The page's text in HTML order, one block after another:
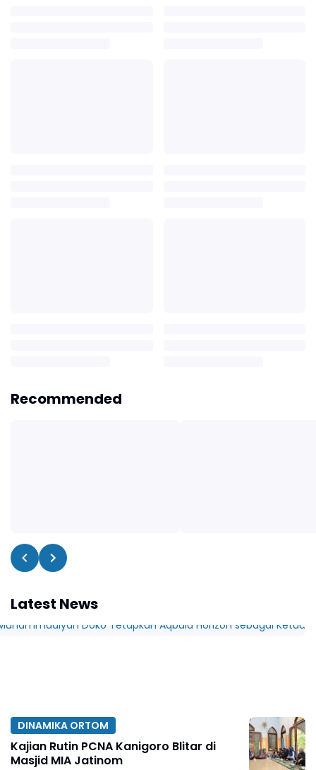
Recommended
Latest News
DINAMIKA ORTOM
Kajian Rutin PCNA Kanigoro Blitar di
Masjid MIA Jatinom